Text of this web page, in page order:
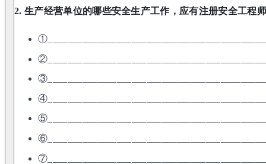
2. 生产经营单位的哪些安全生产工作，应有注册安全工程